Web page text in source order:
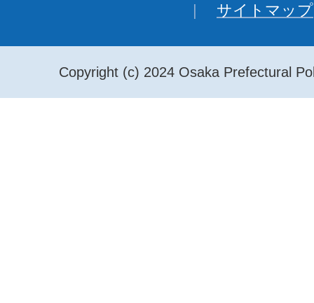
サイトマップ
Copyright (c) 2024 Osaka Prefectural